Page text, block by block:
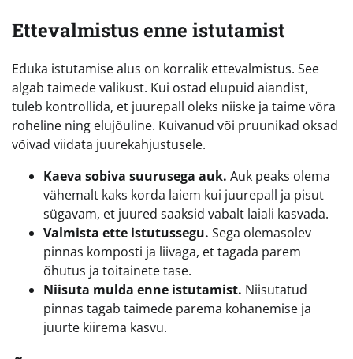
Ettevalmistus enne istutamist
Eduka istutamise alus on korralik ettevalmistus. See
algab taimede valikust. Kui ostad elupuid aiandist,
tuleb kontrollida, et juurepall oleks niiske ja taime võra
roheline ning elujõuline. Kuivanud või pruunikad oksad
võivad viidata juurekahjustusele.
Kaeva sobiva suurusega auk. Auk peaks olema
vähemalt kaks korda laiem kui juurepall ja pisut
sügavam, et juured saaksid vabalt laiali kasvada.
Valmista ette istutussegu. Sega olemasolev
pinnas komposti ja liivaga, et tagada parem
õhutus ja toitainete tase.
Niisuta mulda enne istutamist. Niisutatud
pinnas tagab taimede parema kohanemise ja
juurte kiirema kasvu.